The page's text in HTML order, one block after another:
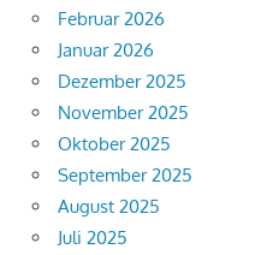
Februar 2026
Januar 2026
Dezember 2025
November 2025
Oktober 2025
September 2025
August 2025
Juli 2025